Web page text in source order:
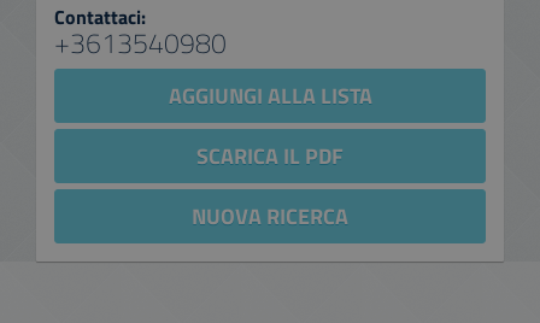
Contattaci:
+3613540980
AGGIUNGI ALLA LISTA
SCARICA IL PDF
NUOVA RICERCA